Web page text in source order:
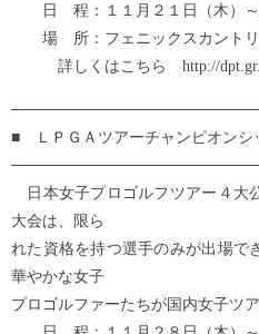
日 程：１１月２１日（木）
場 所：フェニックスカントリ
詳しくはこちら http://
■ ＬＰＧＡツアーチャンピオン
日本女子プロゴルフツアー４大
大会は、限ら
れた資格を持つ選手のみが出場で
華やかな女子
プロゴルファーたちが国内女子ツ